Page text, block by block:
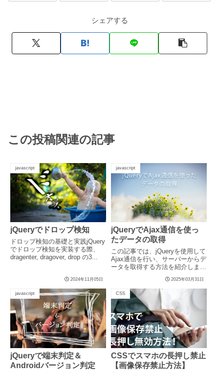
シェアする
この投稿関連の記事
javascript
jQueryでドロップ検知
ドロップ検知の基礎と実践jQuery
でドロップ検知を実装する際、
dragenter, dragover, drop の3...
2024年11月05日
javascript
jQueryでAjax通信を使っ
たデータの取得
この記事では、jQueryを使用して
Ajax通信を行い、サーバーからデ
ータを取得する方法を紹介しま
2025年03月31日
javascript
jQueryで端末判定＆
Androidバージョン判定
CSS
CSSでスマホの長押し禁止
【画像保存禁止方法】